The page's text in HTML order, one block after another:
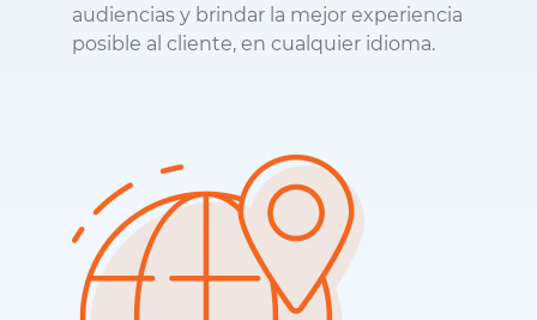
audiencias y brindar la mejor experiencia
posible al cliente, en cualquier idioma.